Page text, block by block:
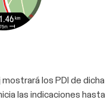
mostrará los PDI de
las indicaciones